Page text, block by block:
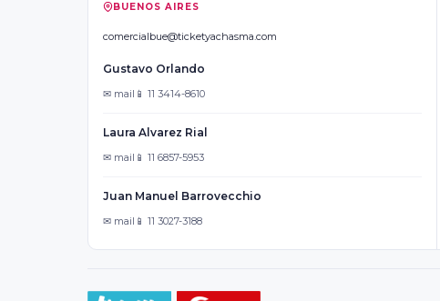
BUENOS AIRES
comercialbue@ticketyachasma.com
Gustavo Orlando
✉ mail 📱 11 3414-8610
Laura Alvarez Rial
✉ mail 📱 11 6857-5953
Juan Manuel Barrovecchio
✉ mail 📱 11 3027-3188